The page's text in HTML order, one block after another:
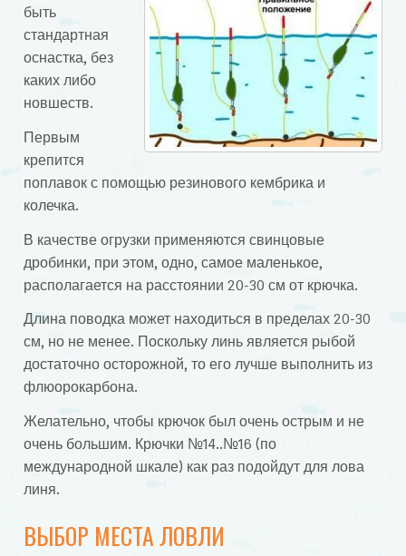
быть
стандартная
оснастка, без
каких либо
новшеств.
Первым
крепится
поплавок с помощью резинового кембрика и
колечка.
В качестве огрузки применяются свинцовые
дробинки, при этом, одно, самое маленькое,
располагается на расстоянии 20-30 см от крючка.
Длина поводка может находиться в пределах 20-30
см, но не менее. Поскольку линь является рыбой
достаточно осторожной, то его лучше выполнить из
флюорокарбона.
Желательно, чтобы крючок был очень острым и не
очень большим. Крючки №14..№16 (по
международной шкале) как раз подойдут для лова
линя.
ВЫБОР МЕСТА ЛОВЛИ